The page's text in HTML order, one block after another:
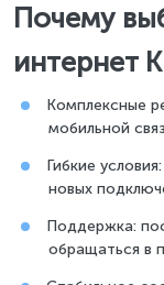
Почему
интернет
Комплексные
мобильной
Гибкие
новых
Поддержка:
обращаться в